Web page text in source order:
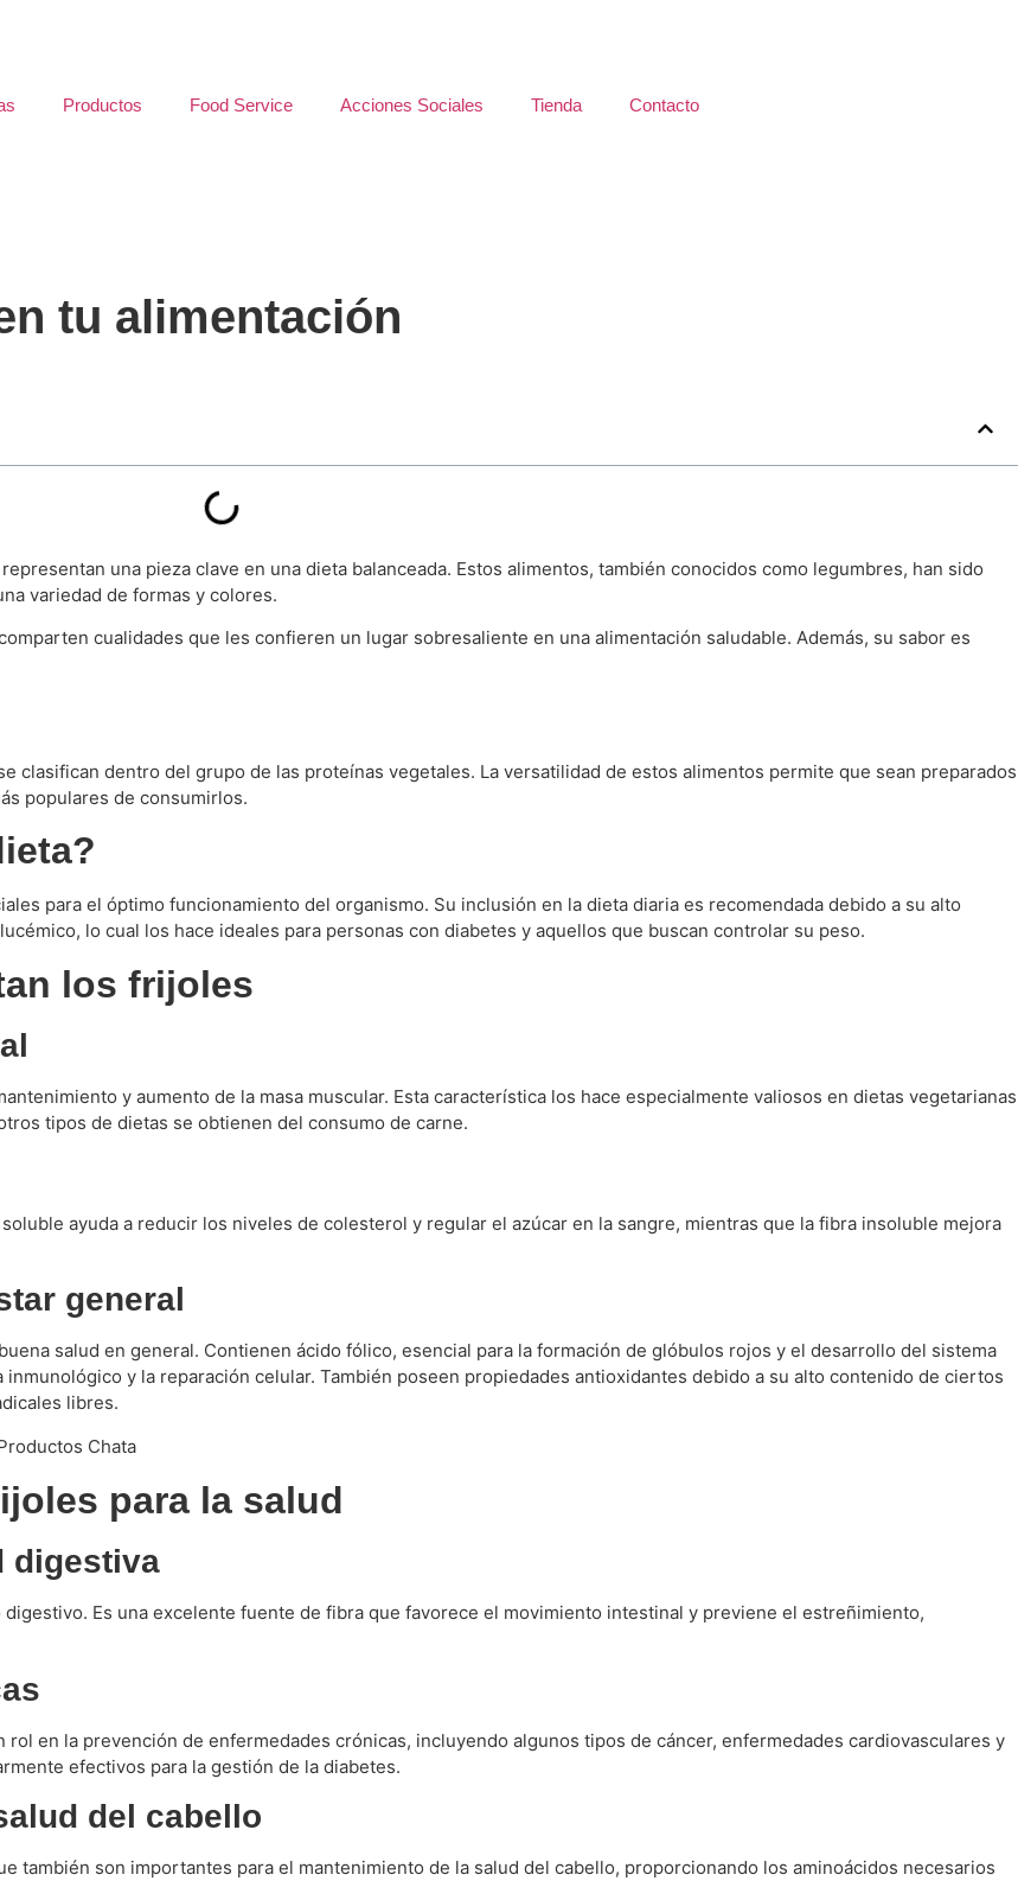
Productos Food Service Acciones Sociales Tienda Contacto
tu alimentación
una pieza clave en una dieta balanceada. Estos alimentos, también conocidos como legumbres, han sido
variedad de formas y colores.
cualidades que les confieren un lugar sobresaliente en una alimentación saludable. Además, su sabor es
clasifican dentro del grupo de las proteínas vegetales. La versatilidad de estos alimentos permite que sean preparados
populares de consumirlos.
para el óptimo funcionamiento del organismo. Su inclusión en la dieta diaria es recomendada debido a su alto
lo cual los hace ideales para personas con diabetes y aquellos que buscan controlar su peso.
los frijoles
y aumento de la masa muscular. Esta característica los hace especialmente valiosos en dietas vegetarianas
tipos de dietas se obtienen del consumo de carne.
soluble ayuda a reducir los niveles de colesterol y regular el azúcar en la sangre, mientras que la fibra insoluble mejora
general
salud en general. Contienen ácido fólico, esencial para la formación de glóbulos rojos y el desarrollo del sistema
y la reparación celular. También poseen propiedades antioxidantes debido a su alto contenido de ciertos
libres.
para la salud
digestiva
Es una excelente fuente de fibra que favorece el movimiento intestinal y previene el estreñimiento,
en la prevención de enfermedades crónicas, incluyendo algunos tipos de cáncer, enfermedades cardiovasculares y
efectivos para la gestión de la diabetes.
del cabello
también son importantes para el mantenimiento de la salud del cabello, proporcionando los aminoácidos necesarios